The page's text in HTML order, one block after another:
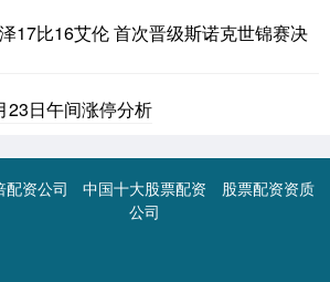
17比16艾伦 首次晋级斯诺克世锦赛决
23日午间涨停分析
配资公司
中国十大股票配资
公司
股票配资资质